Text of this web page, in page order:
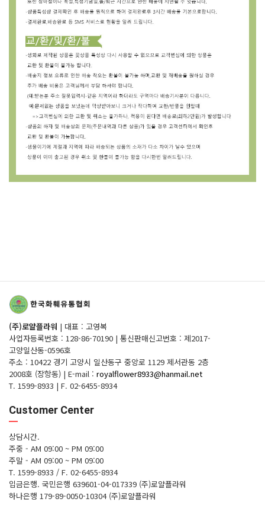
(주)로얄플라워 | 대표 : 고영복
사업자등록번호 : 128-86-70190 | 통신판매신고번호 : 제2017-
고양일산동-0596호
주소 : 10422 경기 고양시 일산동구 중앙로 1129 제서관동 2층
2008호 (장항동) | E-mail : royalflower8933@hanmail.net
T. 1599-8933 | F. 02-6455-8934
Customer Center
상담시간.
주중 - AM 09:00 ~ PM 09:00
주말 - AM 09:00 ~ PM 09:00
T. 1599-8933 / F. 02-6455-8934
입금은행. 국민은행 639601-04-017339 (주)로얄플라워
하나은행 179-89-0050-10304 (주)로얄플라워